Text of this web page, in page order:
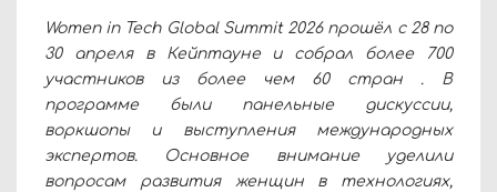
Women in Tech Global Summit 2026 прошёл с 28 по
30 апреля в Кейптауне и собрал более 700
участников из более чем 60 стран . В
программе были панельные дискуссии,
воркшопы и выступления международных
экспертов. Основное внимание уделили
вопросам развития женщин в технологиях,